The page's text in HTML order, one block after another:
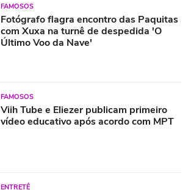
FAMOSOS
Fotógrafo flagra encontro das Paquitas
com Xuxa na turnê de despedida 'O
Último Voo da Nave'
FAMOSOS
Viih Tube e Eliezer publicam primeiro
vídeo educativo após acordo com MPT
ENTRETÊ